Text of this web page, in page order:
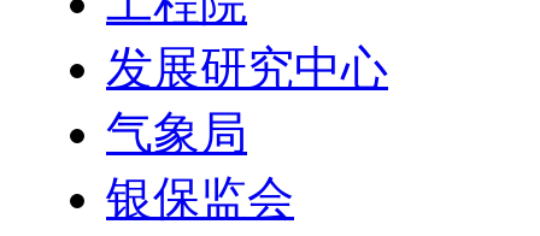
发展研究中心
气象局
银保监会